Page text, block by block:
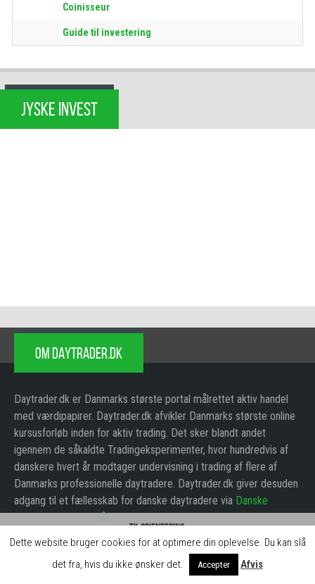
Coinisseur
Guide til investering
JYSKE INVEST
OM DAYTRADER.DK
Daytrader.dk er Danmarks største portal målrettet aktiv handel
med værdipapirer. Daytrader.dk afvikler Danmarks største online
kursusforløb inden for aktiv trading. Det sker blandt andet
igennem de såkaldte Tradingeksperimenter, hvor hundredvis af
danskere hvert år modtager undervisning i trading af flere af
Danmarks professionelle daytradere. Daytrader.dk giver desuden
adgang til et fællesskab for danske daytradere via Danske
Daytradere – Den hårde kerne. Daytrader.dk er jævnligt omtalt i
Berlingske Business, Penge & Privatøkonomi, Finans, Danmarks
Radio P1, Euroman, B.T. m.m. Daytrade.dk står bag
Nordic
Dette website bruger cookies for at optimere din oplevelse. Du kan slå
det fra, hvis du ikke ønsker det.
Accepter Afvis
Til orientering:
Hos daytrader.dk skaber vi gratis indhold og læringsforløb for jer brugere. Det
kan vi blandt andet gøre, fordi vi indgår samarbejde med brokerne, der betaler
for omtale på siden.
Luk